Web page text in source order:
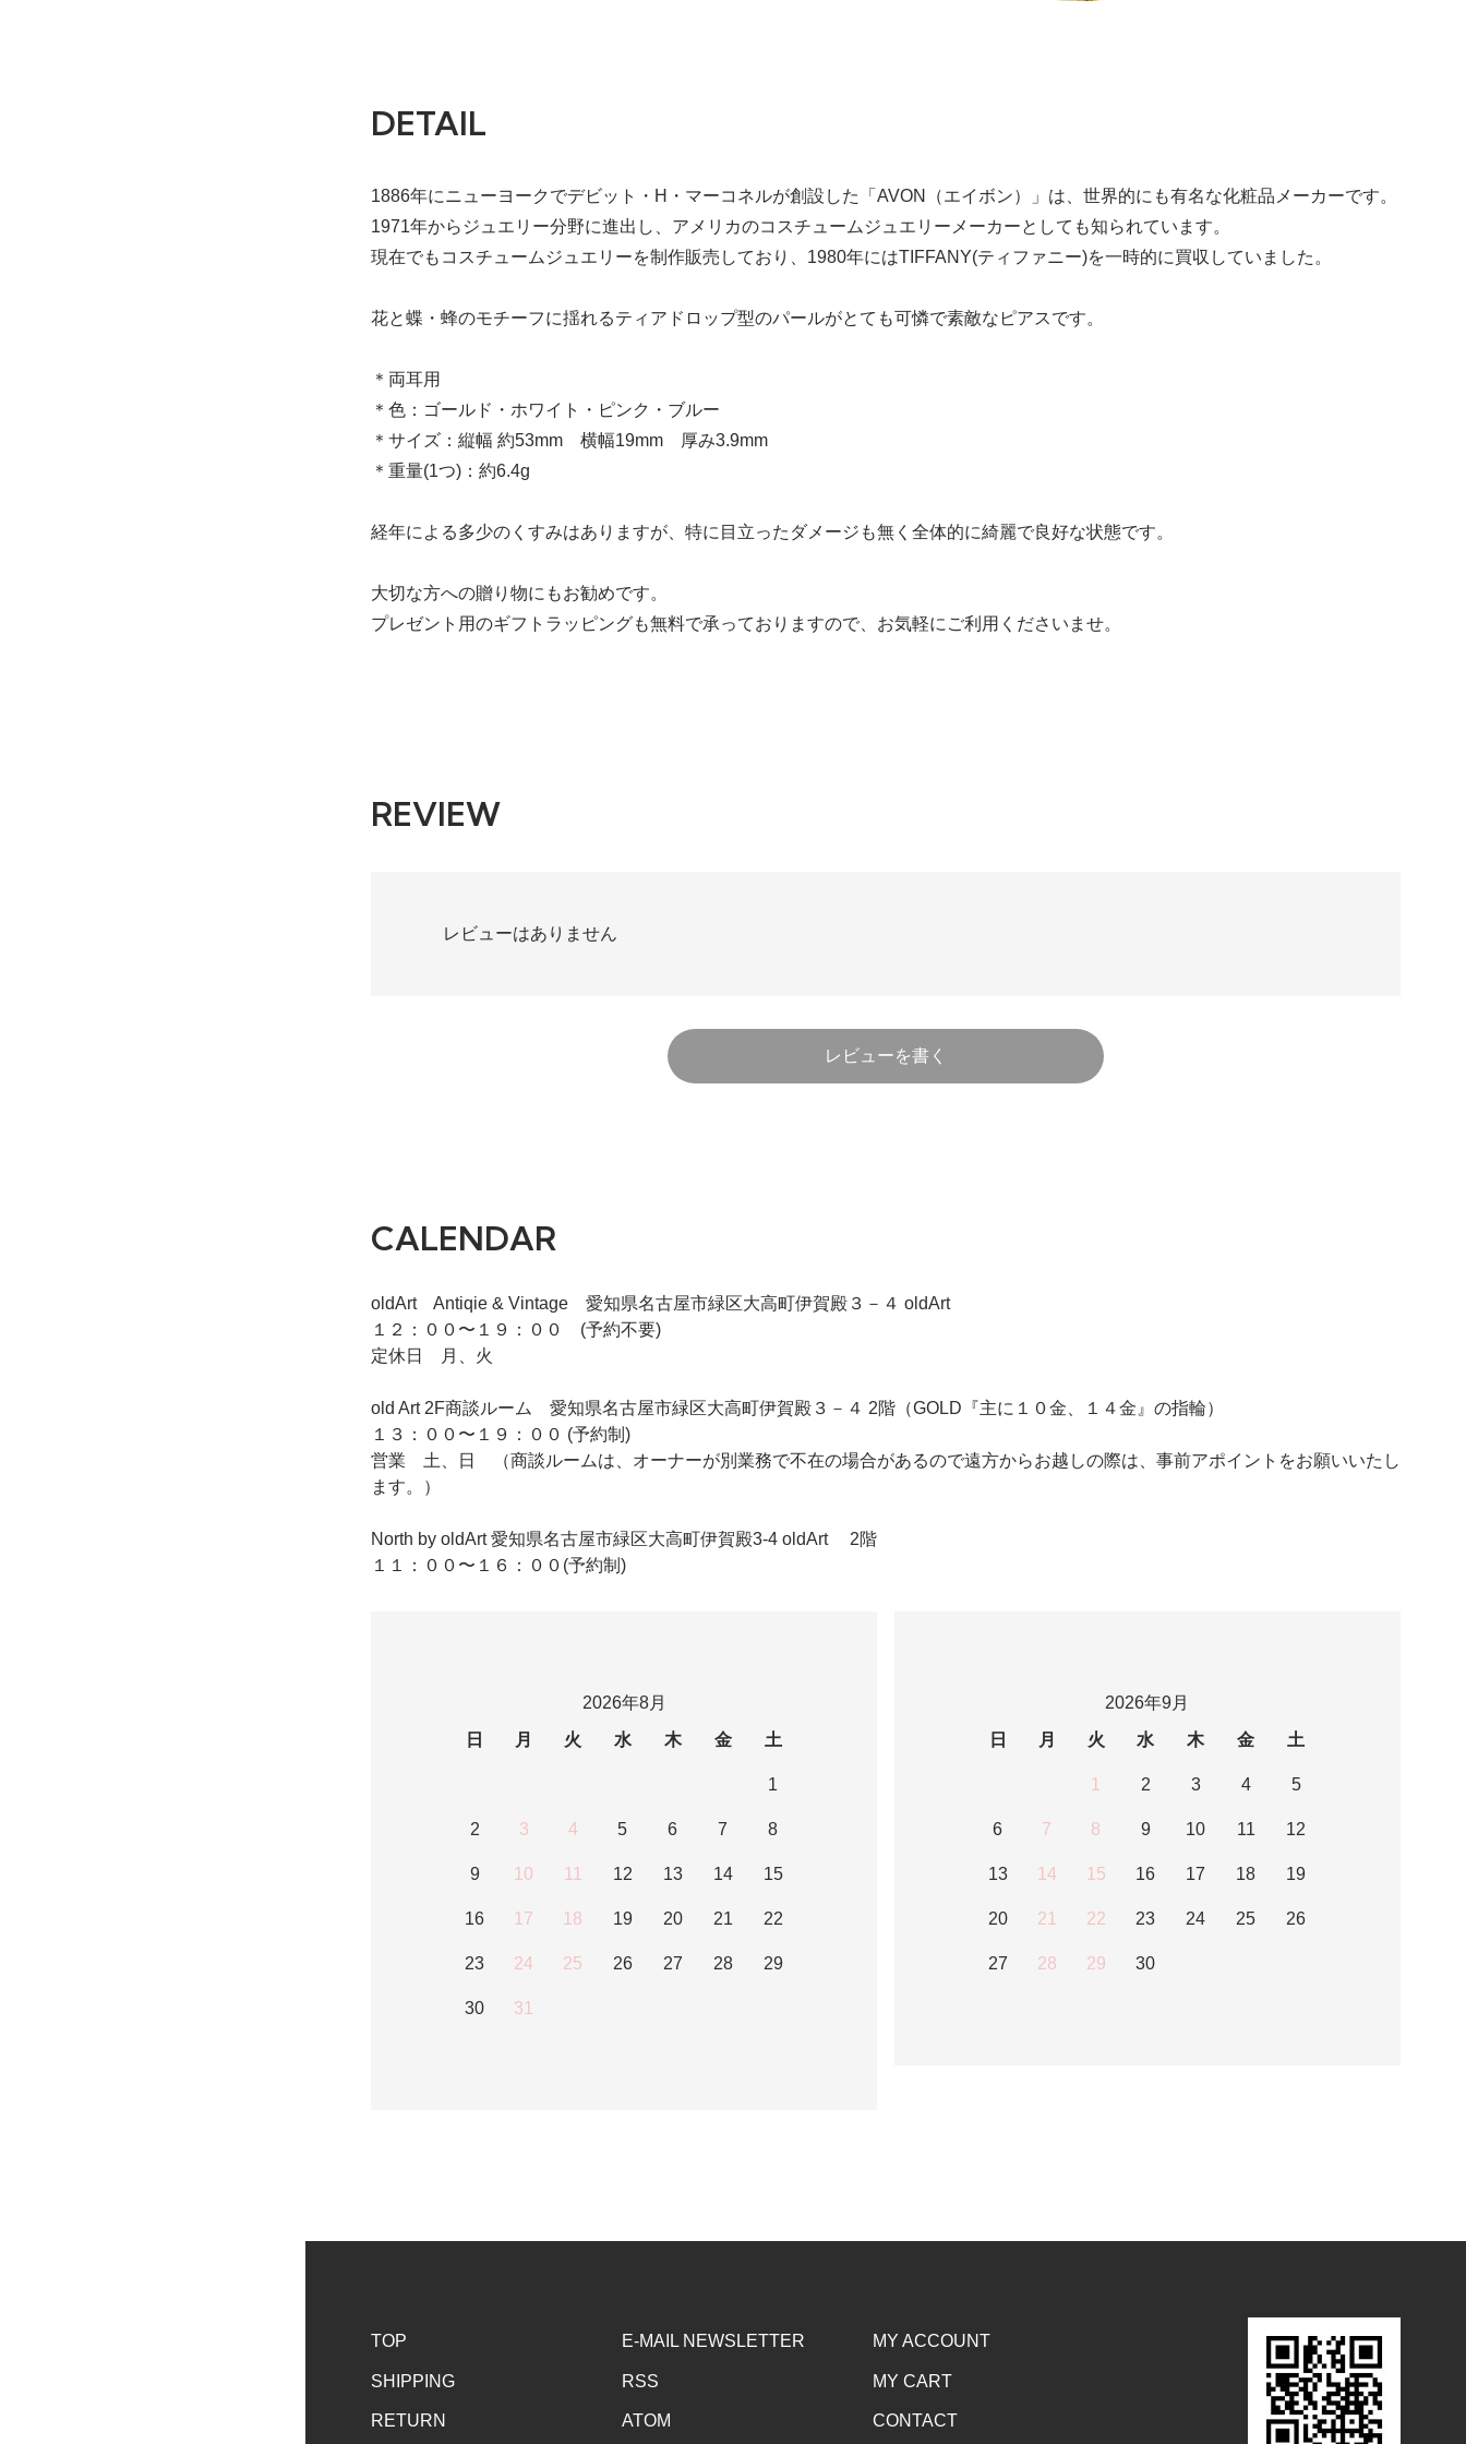
DETAIL
1886年にニューヨークでデビット・H・マーコネルが創設した「AVON（エイボン）」は、世界的にも有名な化粧品メーカーです。
1971年からジュエリー分野に進出し、アメリカのコスチュームジュエリーメーカーとしても知られています。
現在でもコスチュームジュエリーを制作販売しており、1980年にはTIFFANY(ティファニー)を一時的に買収していました。
花と蝶・蜂のモチーフに揺れるティアドロップ型のパールがとても可憐で素敵なピアスです。
＊両耳用
＊色：ゴールド・ホワイト・ピンク・ブルー
＊サイズ：縦幅 約53mm 横幅19mm 厚み3.9mm
＊重量(1つ)：約6.4g
経年による多少のくすみはありますが、特に目立ったダメージも無く全体的に綺麗で良好な状態です。
大切な方への贈り物にもお勧めです。
プレゼント用のギフトラッピングも無料で承っておりますので、お気軽にご利用くださいませ。
REVIEW
レビューはありません
レビューを書く
CALENDAR
oldArt Antiqie & Vintage 愛知県名古屋市緑区大高町伊賀殿３－４ oldArt
１２：００〜１９：００ (予約不要)
定休日 月、火
old Art 2F商談ルーム 愛知県名古屋市緑区大高町伊賀殿３－４ 2階（GOLD『主に１０金、１４金』の指輪）
１３：００〜１９：００ (予約制)
営業 土、日 （商談ルームは、オーナーが別業務で不在の場合があるので遠方からお越しの際は、事前アポイントをお願いいたし
ます。）
North by oldArt 愛知県名古屋市緑区大高町伊賀殿3-4 oldArt 2階
１１：００〜１６：００(予約制)
2026年8月
日
月 火 水 木 金 土
1
2 3 4 5 6 7 8
9 10 11 12 13 14 15
16 17 18 19 20 21 22
23 24 25 26 27 28 29
30 31
2026年9月
日
月 火 水 木 金 土
1 2 3 4 5
6 7 8 9 10 11 12
13 14 15 16 17 18 19
20 21 22 23 24 25 26
27 28 29 30
TOP
SHIPPING
RETURN
E-MAIL NEWSLETTER
RSS
ATOM
MY ACCOUNT
MY CART
CONTACT